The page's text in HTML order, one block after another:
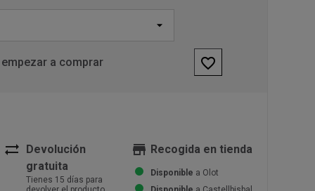
a comprar favorite_border
sync_alt
Devolución
gratuita
Tienes 15 días para
store Recogida en tienda
Disponible a Olot